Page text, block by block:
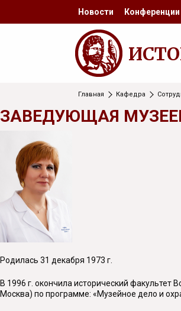
Новости Конференции
Главная Кафедра
ЗАВЕДУЮЩАЯ
Родилась 31 декабря 1973 г.
В 1996 г. окончила исторический факультет
Москва) по программе: «Музейное дело и